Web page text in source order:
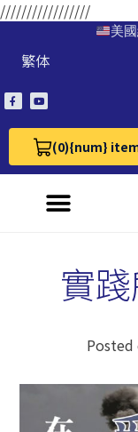
/////////////////
美
繁体
(0)
View Cart 0
{num}
實
Posted